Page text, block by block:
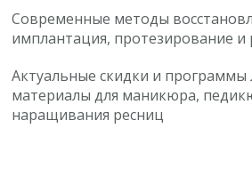
Современные методы
имплантация, протезирование и
Актуальные скидки и программы
материалы для маникюра,
наращивания ресниц